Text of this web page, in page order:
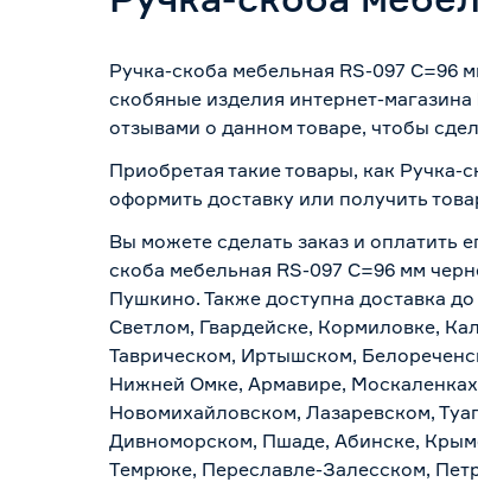
Ручка-скоба мебельная RS-097 C=96
скобяные изделия интернет-
отзывами о данном товаре, чтобы
Приобретая такие товары, как
оформить доставку или получить
Вы можете сделать заказ и оплатить
скоба мебельная RS-097 C=96 мм
Пушкино. Также доступна доставка
Светлом, Гвардейске, Кормиловке,
Таврическом, Иртышском,
Нижней Омке, Армавире,
Новомихайловском, Лазаревском,
Дивноморском, Пшаде, Абинске,
Темрюке, Переславле-Залесском,